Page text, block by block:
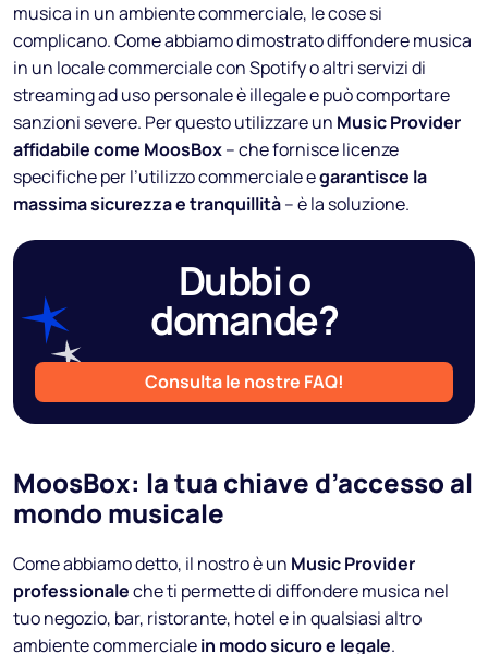
musica in un ambiente commerciale, le cose si
complicano. Come abbiamo dimostrato diffondere musica
in un locale commerciale con Spotify o altri servizi di
streaming ad uso personale è illegale e può comportare
sanzioni severe. Per questo utilizzare un Music Provider
affidabile come MoosBox– che fornisce licenze
specifiche per l’utilizzo commerciale egarantisce la
massima sicurezza e tranquillità– è la soluzione.
Dubbi o
domande?
Consulta le nostre FAQ!
MoosBox: la tua chiave d’accesso al
mondo musicale
Come abbiamo detto, il nostro è un Music Provider
professionaleche ti permette di diffondere musica nel
tuo negozio, bar, ristorante, hotel e in qualsiasi altro
ambiente commercialein modo sicuro e legale.